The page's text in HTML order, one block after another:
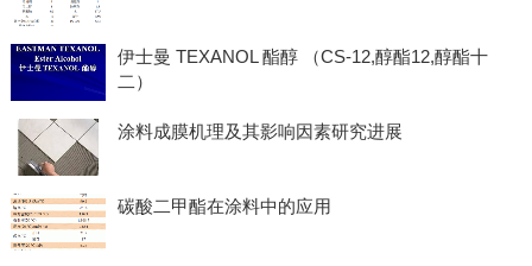
伊士曼 TEXANOL 酯醇 （CS-12,醇酯12,醇酯十
二）
涂料成膜机理及其影响因素研究进展
碳酸二甲酯在涂料中的应用